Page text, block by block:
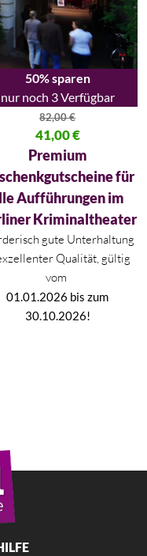
50% sparen
nur noch 3 Verfügbar
82,00€
Preis war:
41,00€
Preis ist: 41,00 €.
Premium
für
Aufführungen im
Kriminaltheater
gute Unterhaltung
Qualität, gültig
vom
01.01.2026 bis zum
30.10.2026!